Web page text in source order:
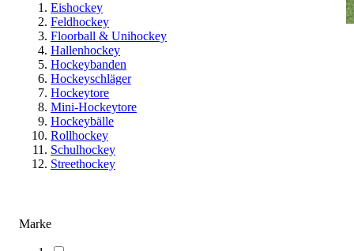
Eishockey
Feldhockey
Floorball & Unihockey
Hallenhockey
Hockeybanden
Hockeyschläger
Hockeytore
Mini-Hockeytore
Hockeybälle
Rollhockey
Schulhockey
Streethockey
Marke
Hockey
(Artikel 65-66von
Kategorien & Filter
Seite 1